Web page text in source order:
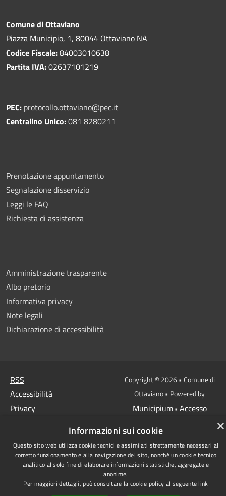
Comune di Ottaviano
Piazza Municipio, 1, 80044 Ottaviano NA
Codice Fiscale:84003010638
Partita IVA:02637101219
PEC: protocollo.ottaviano@pec.it
Centralino Unico:081 8280211
Prenotazione appuntamento
Segnalazione disservizio
Leggi le FAQ
Richiesta di assistenza
Amministrazione trasparente
Albo pretorio
Informativa privacy
Note legali
Dichiarazione di accessibilità
RSS
Accessibilità
Privacy
Copyright © 2026 • Comune di
Ottaviano • Powered by
Municipium• Accesso
×
Informazioni sui cookie
Questo sito web utilizza cookie tecnici e assimilati strettamente necessari al
corretto funzionamento e alla navigazione del sito, nonché un cookie tecnico
analitico al solo fine di elaborare informazioni statistiche, aggregate e
anonime.
Per maggiori dettagli, può consultare la cookie policy al seguente link